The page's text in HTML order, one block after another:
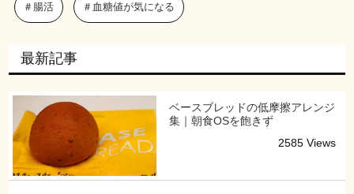
＃腸活 ＃血糖値が気になる
最新記事
ベースブレッドの低摩擦アレンジ
集｜朝食OSを飽きず
2585 Views